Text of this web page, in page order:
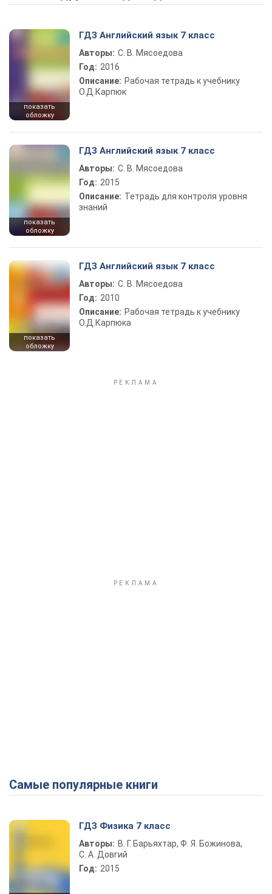
показать
обложку
ГДЗ Английский язык 7 класс
Авторы: С. В. Мясоедова
Год: 2016
Описание: Рабочая тетрадь к учебнику
О.Д.Карпюк
показать
обложку
ГДЗ Английский язык 7 класс
Авторы: С. В. Мясоедова
Год: 2015
Описание: Тетрадь для контроля уровня
знаний
показать
обложку
ГДЗ Английский язык 7 класс
Авторы: С. В. Мясоедова
Год: 2010
Описание: Рабочая тетрадь к учебнику
О.Д.Карпюка
Самые популярные книги
ГДЗ Физика 7 класс
Авторы: В. Г. Барьяхтар, Ф. Я. Божинова,
С. А. Довгий
Год: 2015